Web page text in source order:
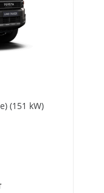
(151 kW)